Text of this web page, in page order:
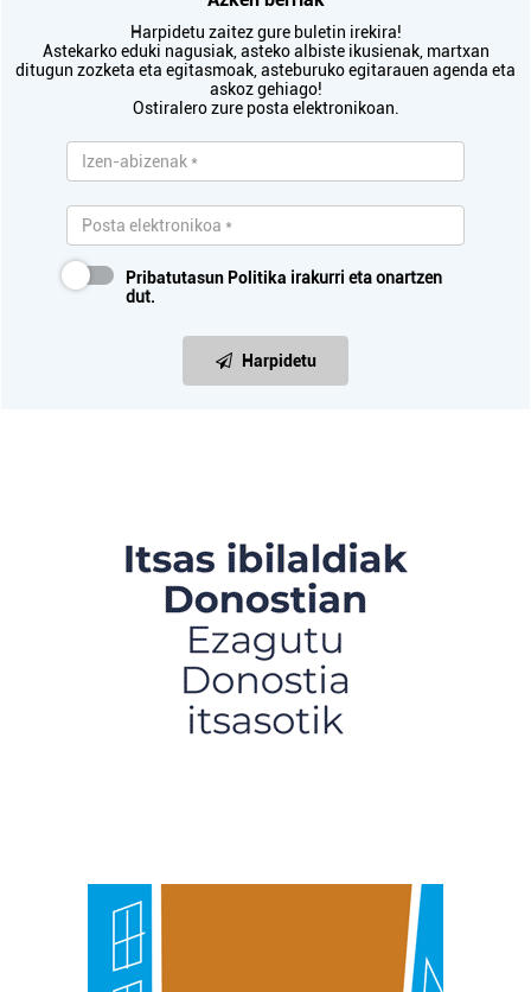
Harpidetu zaitez gure buletin irekira!
Astekarko eduki nagusiak, asteko albiste ikusienak, martxan
ditugun zozketa eta egitasmoak, asteburuko egitarauen agenda eta
askoz gehiago!
Ostiralero zure posta elektronikoan.
Pribatutasun Politika irakurri eta onartzen
dut.
Harpidetu